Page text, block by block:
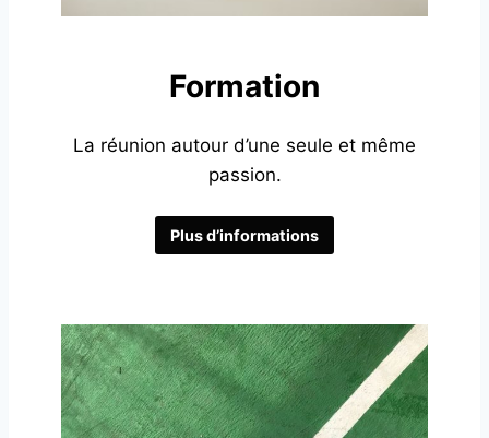
Formation
La réunion autour d’une seule et même
passion.
Plus d’informations